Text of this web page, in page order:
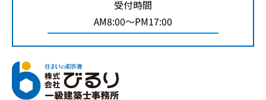
受付時間
AM8:00～PM17:00